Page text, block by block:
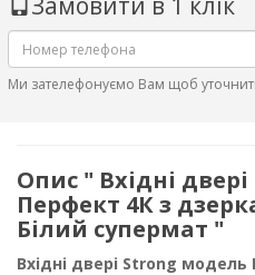
Ми зателефонуємо Вам щоб
Опис " Вхідні
Перфект 4К з
Білий супермат "
Вхідні двері Strong